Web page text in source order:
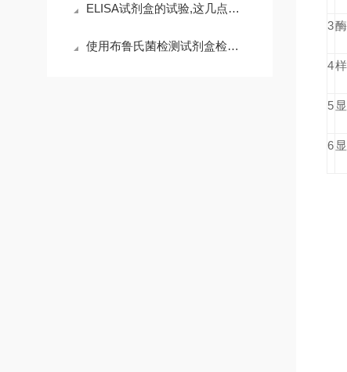
ELISA试剂盒的试验,这几点非常重要,且不可漫不经心
使用布鲁氏菌检测试剂盒检测时，需要遵循以下步骤
3
4
5
6